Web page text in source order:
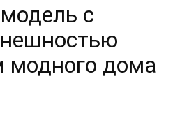
с
модного дома